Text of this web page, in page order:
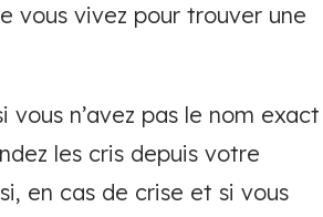
vous vivez pour trouver une
n’avez pas le nom exact
les cris depuis votre
en cas de crise et si vous